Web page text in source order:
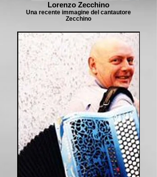
Lorenzo Zecchino
Una recente immagine del cantautore
Zecchino